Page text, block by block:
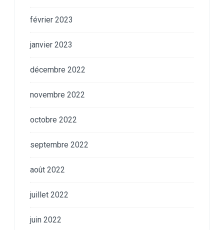
février 2023
janvier 2023
décembre 2022
novembre 2022
octobre 2022
septembre 2022
août 2022
juillet 2022
juin 2022